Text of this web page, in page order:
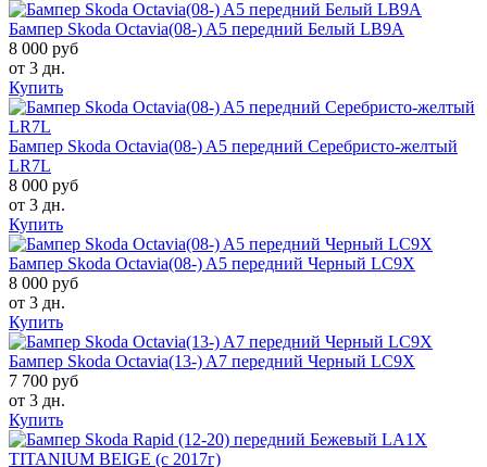
Бампер Skoda Octavia(08-) A5 передний Белый LB9A
8 000 руб
от 3 дн.
Купить
Бампер Skoda Octavia(08-) A5 передний Серебристо-желтый
LR7L
8 000 руб
от 3 дн.
Купить
Бампер Skoda Octavia(08-) A5 передний Черный LC9X
8 000 руб
от 3 дн.
Купить
Бампер Skoda Octavia(13-) A7 передний Черный LC9X
7 700 руб
от 3 дн.
Купить